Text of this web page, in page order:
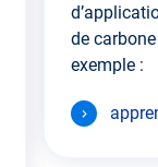
de
exemple :